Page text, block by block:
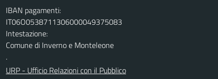
IBAN pagamenti:
IT06O0538711306000049375083
Intestazione:
Comune di Inverno e Monteleone
.
URP - Ufficio Relazioni con il Pubblico